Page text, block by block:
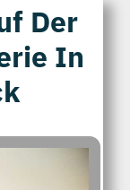
Der
In